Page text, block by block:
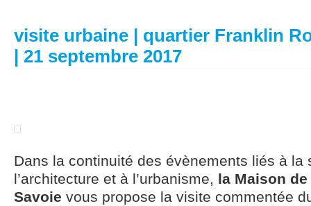
visite urbaine | quartier Franklin
| 21 septembre 2017
Dans la continuité des évènements liés à la
l’architecture et à l’urbanisme, la Maison
Savoie vous propose la visite commentée